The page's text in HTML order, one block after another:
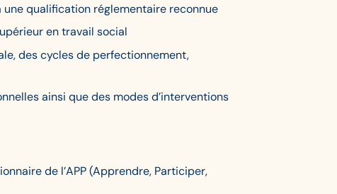
qualification réglementaire reconnue
en travail social
des cycles de perfectionnement,
ainsi que des modes d’interventions
de l’APP (Apprendre, Participer,